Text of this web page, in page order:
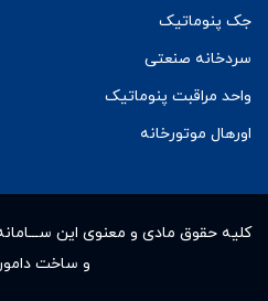
جک پنوماتیک
سردخانه صنعتی
واحد مراقبت پنوماتیک
اورهال موتورخانه
کلیه حقوق مادى و معنوى این
و ساخت